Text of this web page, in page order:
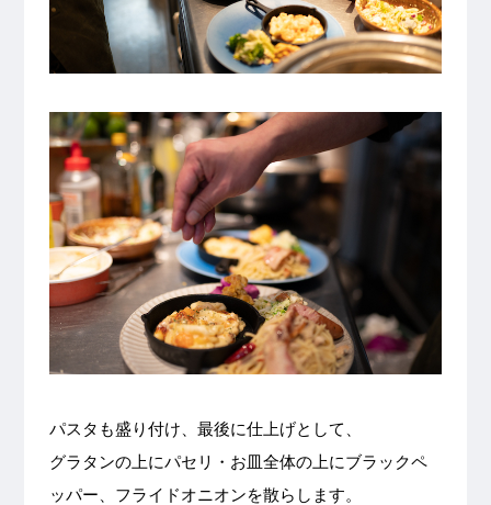
パスタも盛り付け、最後に仕上げとして、
グラタンの上にパセリ・お皿全体の上にブラックペ
ッパー、フライドオニオンを散らします。